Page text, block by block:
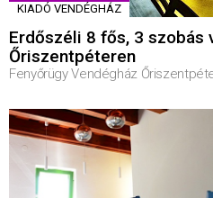
KIADÓ VENDÉGHÁZ
Erdőszéli 8 fős, 3 szobás
Őriszentpéteren
Fenyőrügy Vendégház